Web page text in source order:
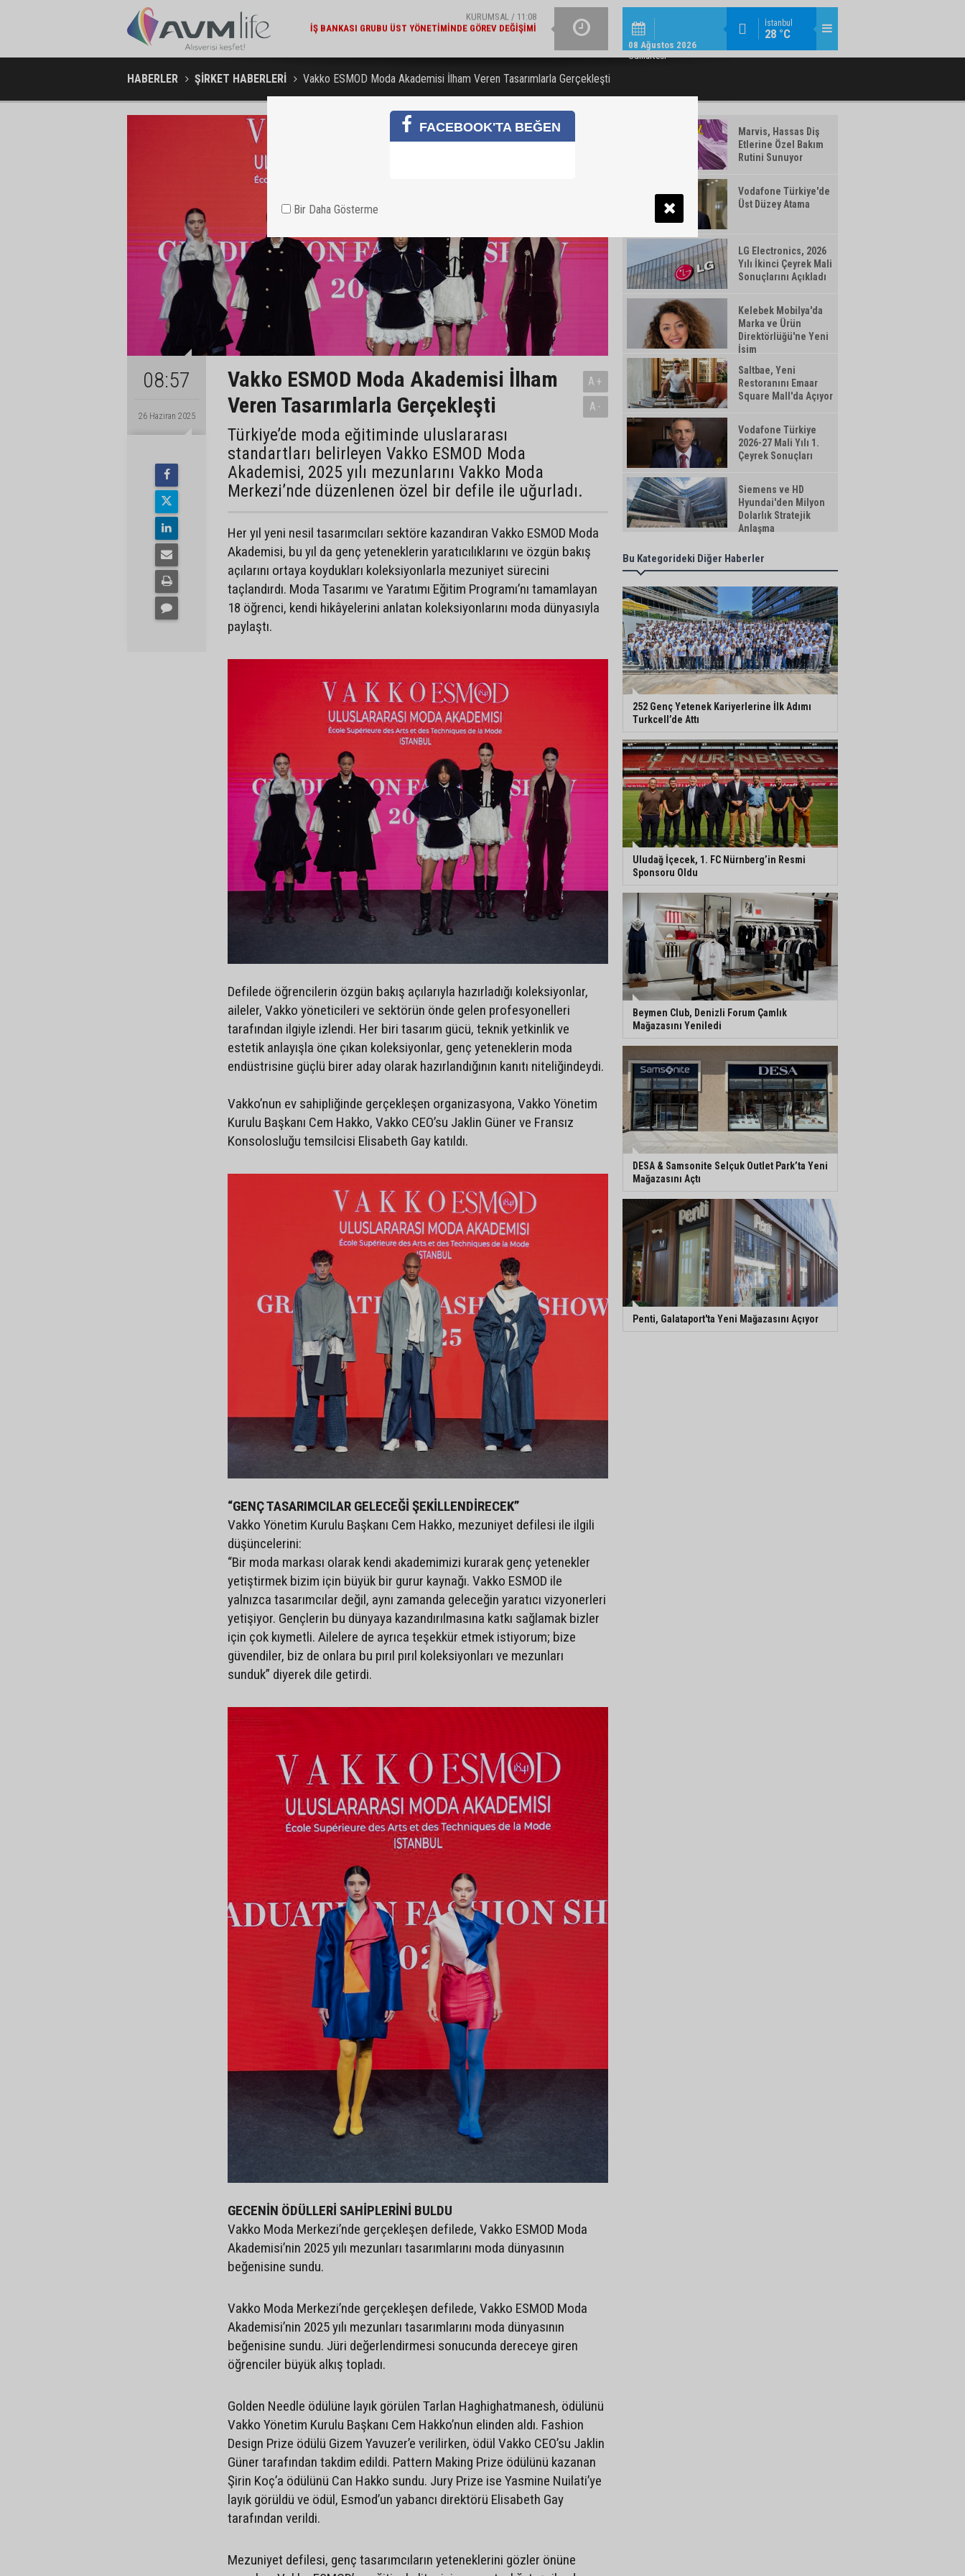
İstanbul
28 °C
08 Ağustos 2026
Cumartesi
KURUMSAL / 11:08
İŞ BANKASI GRUBU ÜST YÖNETIMINDE GÖREV DEĞIŞIMI
EKONOMI / 10:14
VAKIFBANK’IN AKTIF BÜYÜKLÜĞÜ 5,8 TRILYON TL’YI AŞTI
ŞIRKET HABERLERI / 15:15
252 GENÇ YETENEK KARIYERLERINE İLK ADIMI TURKCELL’DE
ALBARAKA TÜRK'TEN EKONOMIYE 363
HABERLER ŞİRKET HABERLERİ Vakko ESMOD Moda Akademisi İlham Veren Tasarımlarla Gerçekleşti
08:57
26 Haziran 2025
Vakko ESMOD Moda Akademisi İlham
Veren Tasarımlarla Gerçekleşti
Türkiye’de moda eğitiminde uluslararası
standartları belirleyen Vakko ESMOD Moda
Akademisi, 2025 yılı mezunlarını Vakko Moda
Merkezi’nde düzenlenen özel bir defile ile uğurladı.
A+
A-
Her yıl yeni nesil tasarımcıları sektöre kazandıran Vakko ESMOD Moda
Akademisi, bu yıl da genç yeteneklerin yaratıcılıklarını ve özgün bakış
açılarını ortaya koydukları koleksiyonlarla mezuniyet sürecini
taçlandırdı. Moda Tasarımı ve Yaratımı Eğitim Programı’nı tamamlayan
18 öğrenci, kendi hikâyelerini anlatan koleksiyonlarını moda dünyasıyla
paylaştı.
Defilede öğrencilerin özgün bakış açılarıyla hazırladığı koleksiyonlar,
aileler, Vakko yöneticileri ve sektörün önde gelen profesyonelleri
tarafından ilgiyle izlendi. Her biri tasarım gücü, teknik yetkinlik ve
estetik anlayışla öne çıkan koleksiyonlar, genç yeteneklerin moda
endüstrisine güçlü birer aday olarak hazırlandığının kanıtı niteliğindeydi.
Vakko’nun ev sahipliğinde gerçekleşen organizasyona, Vakko Yönetim
Kurulu Başkanı Cem Hakko, Vakko CEO’su Jaklin Güner ve Fransız
Konsolosluğu temsilcisi Elisabeth Gay katıldı.
“GENÇ TASARIMCILAR GELECEĞİ ŞEKİLLENDİRECEK”
Vakko Yönetim Kurulu Başkanı Cem Hakko, mezuniyet defilesi ile ilgili
düşüncelerini:
“Bir moda markası olarak kendi akademimizi kurarak genç yetenekler
yetiştirmek bizim için büyük bir gurur kaynağı. Vakko ESMOD ile
yalnızca tasarımcılar değil, aynı zamanda geleceğin yaratıcı vizyonerleri
yetişiyor. Gençlerin bu dünyaya kazandırılmasına katkı sağlamak bizler
için çok kıymetli. Ailelere de ayrıca teşekkür etmek istiyorum; bize
güvendiler, biz de onlara bu pırıl pırıl koleksiyonları ve mezunları
sunduk” diyerek dile getirdi.
GECENİN ÖDÜLLERİ SAHİPLERİNİ BULDU
Vakko Moda Merkezi’nde gerçekleşen defilede, Vakko ESMOD Moda
Akademisi’nin 2025 yılı mezunları tasarımlarını moda dünyasının
beğenisine sundu.
Vakko Moda Merkezi’nde gerçekleşen defilede, Vakko ESMOD Moda
Akademisi’nin 2025 yılı mezunları tasarımlarını moda dünyasının
beğenisine sundu. Jüri değerlendirmesi sonucunda dereceye giren
öğrenciler büyük alkış topladı.
Golden Needle ödülüne layık görülen Tarlan Haghighatmanesh, ödülünü
Vakko Yönetim Kurulu Başkanı Cem Hakko’nun elinden aldı. Fashion
Design Prize ödülü Gizem Yavuzer’e verilirken, ödül Vakko CEO’su Jaklin
Güner tarafından takdim edildi. Pattern Making Prize ödülünü kazanan
Şirin Koç’a ödülünü Can Hakko sundu. Jury Prize ise Yasmine Nuilati’ye
layık görüldü ve ödül, Esmod’un yabancı direktörü Elisabeth Gay
tarafından verildi.
Mezuniyet defilesi, genç tasarımcıların yeteneklerini gözler önüne
Marvis, Hassas Diş
Etlerine Özel Bakım
Rutini Sunuyor
Vodafone Türkiye'de
Üst Düzey Atama
LG Electronics, 2026
Yılı İkinci Çeyrek Mali
Sonuçlarını Açıkladı
Kelebek Mobilya'da
Marka ve Ürün
Direktörlüğü'ne Yeni
İsim
Saltbae, Yeni
Restoranını Emaar
Square Mall'da Açıyor
Vodafone Türkiye
2026-27 Mali Yılı 1.
Çeyrek Sonuçları
Siemens ve HD
Hyundai'den Milyon
Dolarlık Stratejik
Anlaşma
Bu Kategorideki Diğer Haberler
252 Genç Yetenek Kariyerlerine İlk Adımı
Turkcell’de Attı
Uludağ İçecek, 1. FC Nürnberg’in Resmi
Sponsoru Oldu
Beymen Club, Denizli Forum Çamlık
Mağazasını Yeniledi
DESA & Samsonite Selçuk Outlet Park’ta Yeni
Mağazasını Açtı
Penti, Galataport'ta Yeni Mağazasını Açıyor
FACEBOOK'TA BEĞEN
Bir Daha Gösterme